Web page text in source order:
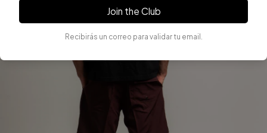
Join the Club
Recibirás un correo para validar tu email.